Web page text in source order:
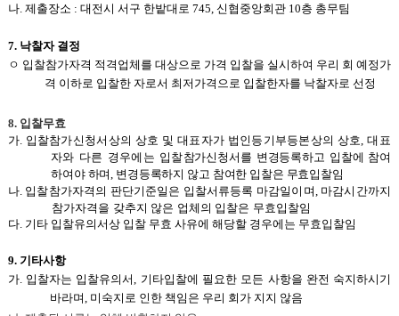
나. 제출장소 : 대전시 서구 한밭대로 745, 신협중앙회관 10층 총무팀
7. 낙찰자 결정
ㅇ 입찰참가자격 적격업체를 대상으로 가격 입찰을 실시하여 우리 회 예정가
격 이하로 입찰한 자로서 최저가격으로 입찰한자를 낙찰자로 선정
8. 입찰무효
가. 입찰참가신청서상의 상호 및 대표자가 법인등기부등본상의 상호, 대표
자와 다른 경우에는 입찰참가신청서를 변경등록하고 입찰에 참여
하여야 하며, 변경등록하지 않고 참여한 입찰은 무효입찰임
나. 입찰참가자격의 판단기준일은 입찰서류등록 마감일이며, 마감시간까지
참가자격을 갖추지 않은 업체의 입찰은 무효입찰임
다. 기타 입찰유의서상 입찰 무효 사유에 해당할 경우에는 무효입찰임
9. 기타사항
가. 입찰자는 입찰유의서, 기타입찰에 필요한 모든 사항을 완전 숙지하시기
바라며, 미숙지로 인한 책임은 우리 회가 지지 않음